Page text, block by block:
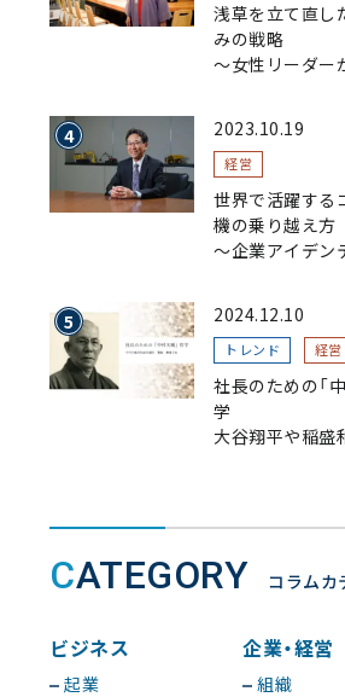
浅草を立て直し
みの戦略
〜女性リーダー
2023.10.19
経営
世界で活躍する
機の乗り越え方
〜企業アイデン
2024.12.10
トレンド 経営
社長のための「
学
大谷翔平や稲盛
CATEGORY コラムカ
ビジネス
起業
企業・経営
組織